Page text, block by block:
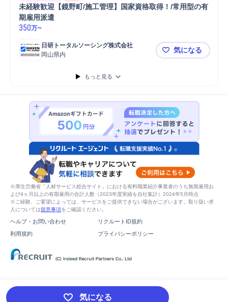
未経験歓迎【鏡野町/施工管理】国家資格取得！/常用型の有
期雇用派遣
350万~
日研トータルソーシング株式会社
岡山県内
未経験歓迎
気になる
もっと見る
気になる
※厚生労働省「人材サービス総合サイト」における有料職業紹介事業者のうち無期雇用お
よび4ヶ月以上の有期雇用の合計人数（2023年度実績を自社集計）2024年5月時点
※ご経験、ご要望によっては、サービスをご提供できない場合がございます。取り扱い求
人については留意事項をご確認ください。
ヘルプ・お問い合わせ
リクルートID規約
利用規約
プライバシーポリシー